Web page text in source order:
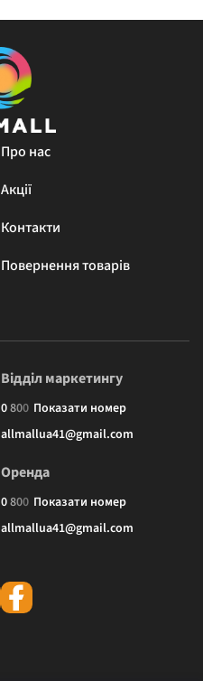
Про нас
Акції
Контакти
Повернення товарів
Відділ маркетингу
0800 Показати номер
allmallua41@gmail.com
Оренда
0800 Показати номер
allmallua41@gmail.com